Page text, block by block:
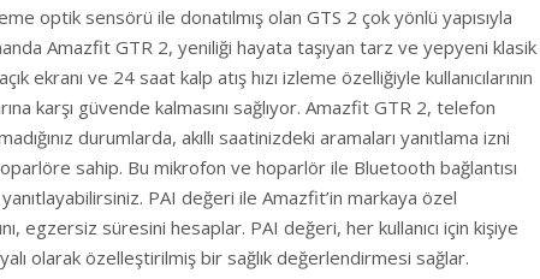
optik sensörü ile donatılmış olan GTS 2 çok yönlü yapısıyla
Amazfit GTR 2, yeniliği hayata taşıyan tarz ve yepyeni klasik
ekranı ve 24 saat kalp atış hızı izleme özelliğiyle kullanıcılarının
karşı güvende kalmasını sağlıyor. Amazfit GTR 2, telefon
durumlarda, akıllı saatinizdeki aramaları yanıtlama izni
sahip. Bu mikrofon ve hoparlör ile Bluetooth bağlantısı
yanıtlayabilirsiniz. PAI değeri ile Amazfit’in markaya özel
egzersiz süresini hesaplar. PAI değeri, her kullanıcı için kişiye
olarak özelleştirilmiş bir sağlık değerlendirmesi sağlar.